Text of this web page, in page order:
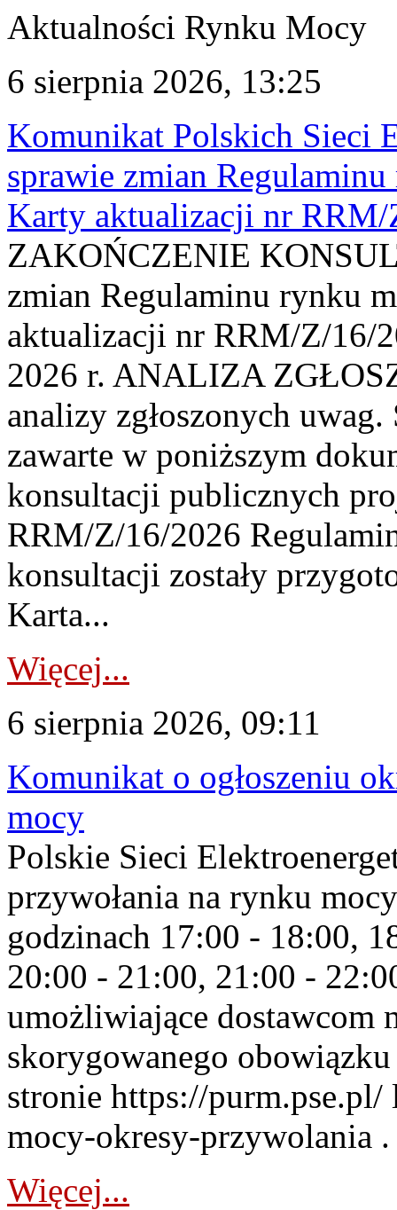
Aktualności Rynku Mocy
6 sierpnia 2026, 13:25
Komunikat Polskich Sieci
sprawie zmian
Karty aktualizacji nr
ZAKOŃCZENIE
zmian Regulaminu rynku
aktualizacji nr RRM/Z/16/
2026 r. ANALIZA
analizy zgłoszonych
zawarte w poniższym
konsultacji publicznych
RRM/Z/16/2026
konsultacji zostały
Karta...
Więcej...
6 sierpnia 2026, 09:11
Komunikat o ogłoszeniu
mocy
Polskie Sieci
przywołania na rynku
godzinach 17:00 - 18:00,
20:00 - 21:00, 21:00 -
umożliwiające dostawcom
skorygowanego
stronie https://
mocy-okresy-przywolania
Więcej...